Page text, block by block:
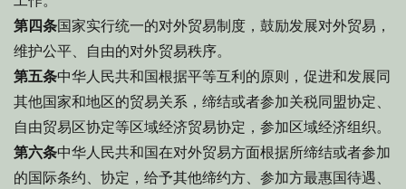
第四条国家实行统一的对外贸易制度，鼓励发展对外贸易，
维护公平、自由的对外贸易秩序。
第五条中华人民共和国根据平等互利的原则，促进和发展同
其他国家和地区的贸易关系，缔结或者参加关税同盟协定、
自由贸易区协定等区域经济贸易协定，参加区域经济组织。
第六条中华人民共和国在对外贸易方面根据所缔结或者参加
的国际条约、协定，给予其他缔约方、参加方最惠国待遇、